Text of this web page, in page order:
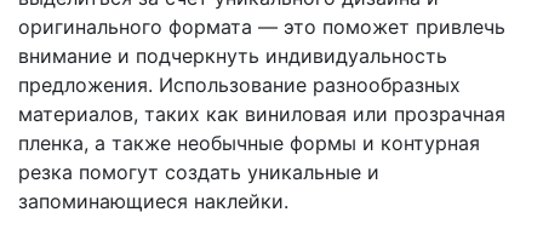
оригинального формата — это поможет привлечь
внимание и подчеркнуть индивидуальность
предложения. Использование разнообразных
материалов, таких как виниловая или прозрачная
пленка, а также необычные формы и контурная
резка помогут создать уникальные и
запоминающиеся наклейки.